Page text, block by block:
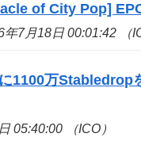
of City Pop]
7月18日 00:01:42 （
1100万Stabledrop
05:40:00 （ICO）